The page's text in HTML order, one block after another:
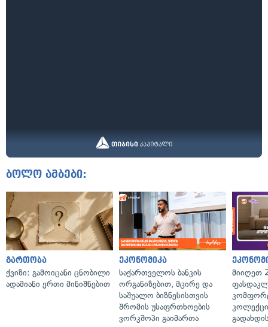
ბოლო ამბები:
გართობა
ქვიზი: გამოიცანი ცნობილი
ადამიანი ერთი მინიშნებით
ეკონომიკა
საქართველოს ბანკის
ორგანიზებით, მცირე და
საშუალო ბიზნესისთვის
შრომის უსაფრთხოების
ვორკშოპი გაიმართა
მიიღეთ